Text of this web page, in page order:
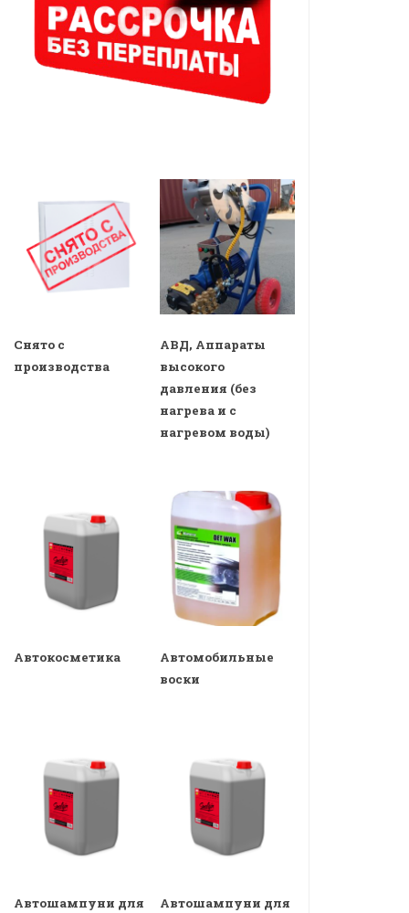
Снято с
производства
АВД, Аппараты
высокого
давления (без
нагрева и с
нагревом воды)
Автокосметика
Автомобильные
воски
Автошампуни для
Автошампуни для